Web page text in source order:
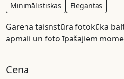
Minimālistiskas Elegantas
Garena taisnstūra fotokūka
apmali un foto īpašajiem
Cena